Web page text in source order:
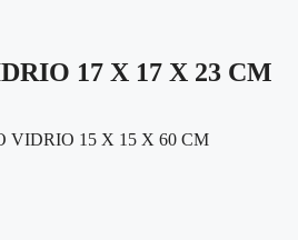
17 X 17 X 23 CM